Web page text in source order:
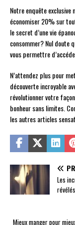
Notre enquête
économiser 20% sur
le secret d’une vie
consommer? Nul doute
vous permettre
N’attendez plus pour
découverte incroyable
révolutionner votre
bonheur sans limites.
les autres articles
Les
Mieux manger pour